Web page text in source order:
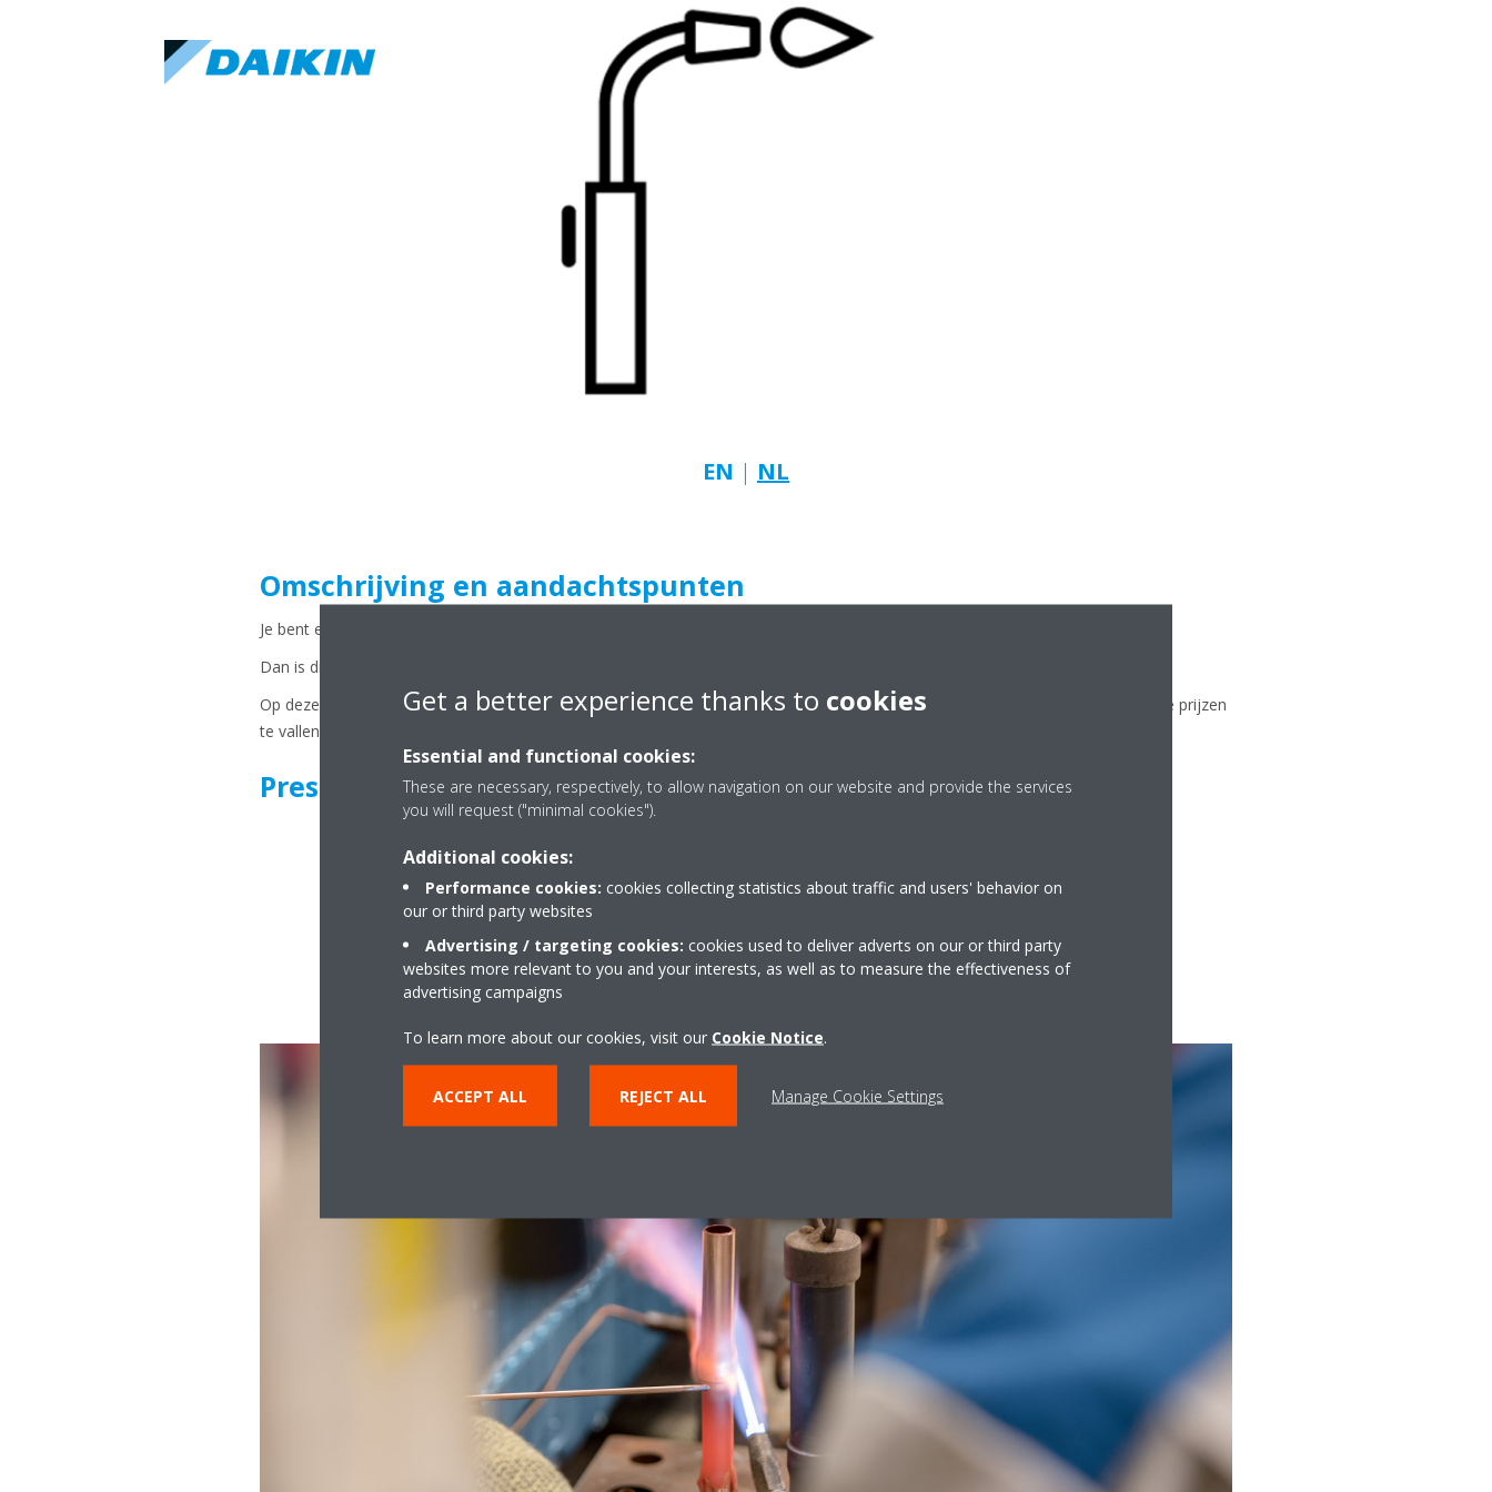
EN | NL
Omschrijving en aandachtspunten
Je bent een gekwalificeerde piping brazeerder.
Dan is dit de kans om deel te nemen aan de Factory Olympics 2024 (piping brazeren op hoge brazeertafel)
Op deze manier kan je genieten van een toffe Olympic dag,je skill meten met je collega’s, en een grote kans om in de prachtige prijzen
te vallen. Deelnemen is de boodschap!
Preselecties
BEKIJK HIER DE PLANNING VOOR DE PRESELECTIES!
Get a better experience thanks to cookies
Essential and functional cookies:
These are necessary, respectively, to allow navigation on our website and provide the services
you will request ("minimal cookies").
Additional cookies:
Performance cookies: cookies collecting statistics about traffic and users' behavior on
our or third party websites
Advertising / targeting cookies: cookies used to deliver adverts on our or third party
websites more relevant to you and your interests, as well as to measure the effectiveness of
advertising campaigns
To learn more about our cookies, visit our Cookie Notice.
ACCEPT ALL REJECT ALL Manage Cookie Settings